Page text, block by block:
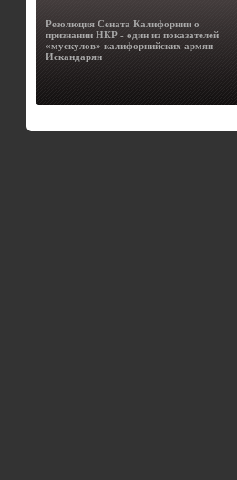
Резолюция Сената Калифорнии о
признании НКР - один из показателей
«мускулов» калифорнийских армян –
Искандарян